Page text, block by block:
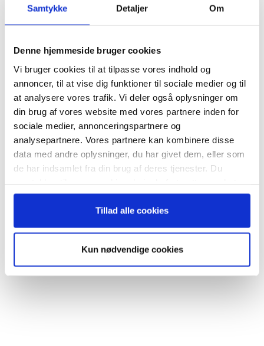
Samtykke Detaljer Om
Denne hjemmeside bruger cookies
Vi bruger cookies til at tilpasse vores indhold og
annoncer, til at vise dig funktioner til sociale medier og til
at analysere vores trafik. Vi deler også oplysninger om
din brug af vores website med vores partnere inden for
sociale medier, annonceringspartnere og
analysepartnere. Vores partnere kan kombinere disse
data med andre oplysninger, du har givet dem, eller som
de har indsamlet fra din brug af deres tjenester. Du
anvende vores hjemmeside.
Tillad alle cookies
Kun nødvendige cookies
TAGS digitalisering
RELATEREDE ARTIKLER
Guide: Seks regler for
succesfuld succession
Hvornår er det tid til at slå op
Tilmeld dig vores
nyhedsbrev
– og modtag Ole Borchs bog
“Succes i en dansk bestyrelse”
Bestyrelsesguidens ugentlige nyhedsbrev samt
Tilmeld